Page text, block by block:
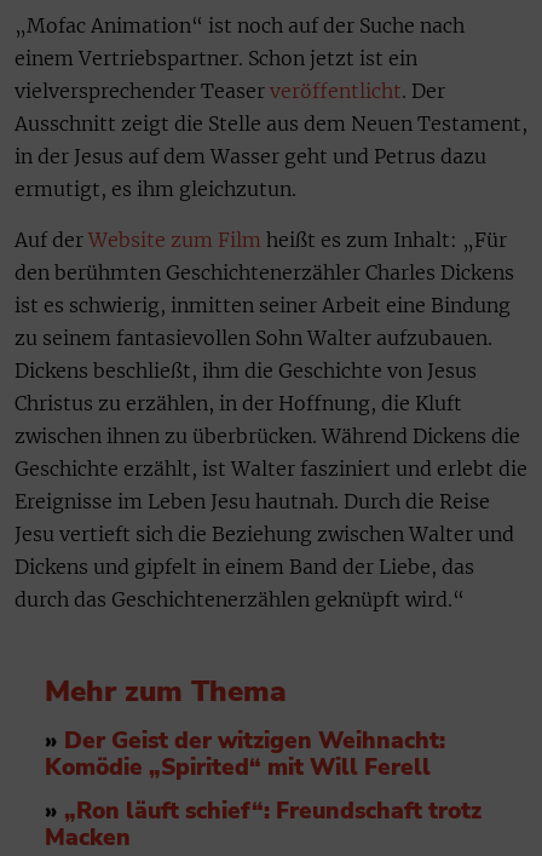
„Mofac Animation“ ist noch auf der Suche nach
einem Vertriebspartner. Schon jetzt ist ein
vielversprechender Teaser veröffentlicht. Der
Ausschnitt zeigt die Stelle aus dem Neuen Testament,
in der Jesus auf dem Wasser geht und Petrus dazu
ermutigt, es ihm gleichzutun.
Auf der Website zum Film heißt es zum Inhalt: „Für
den berühmten Geschichtenerzähler Charles Dickens
ist es schwierig, inmitten seiner Arbeit eine Bindung
zu seinem fantasievollen Sohn Walter aufzubauen.
Dickens beschließt, ihm die Geschichte von Jesus
Christus zu erzählen, in der Hoffnung, die Kluft
zwischen ihnen zu überbrücken. Während Dickens die
Geschichte erzählt, ist Walter fasziniert und erlebt die
Ereignisse im Leben Jesu hautnah. Durch die Reise
Jesu vertieft sich die Beziehung zwischen Walter und
Dickens und gipfelt in einem Band der Liebe, das
durch das Geschichtenerzählen geknüpft wird.“
Mehr zum Thema
» Der Geist der witzigen Weihnacht:
Komödie „Spirited“ mit Will Ferell
» „Ron läuft schief“: Freundschaft trotz
Macken